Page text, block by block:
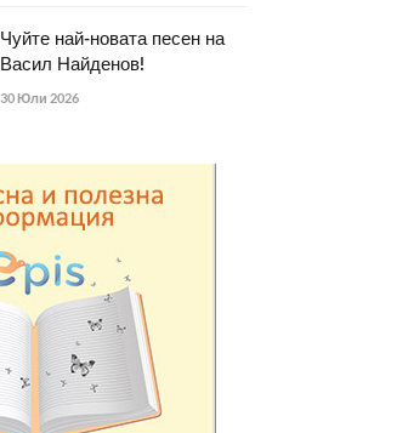
Чуйте най-новата песен на
Васил Найденов!
30 Юли 2026